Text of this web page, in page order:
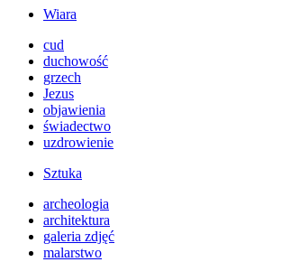
Wiara
cud
duchowość
grzech
Jezus
objawienia
świadectwo
uzdrowienie
Sztuka
archeologia
architektura
galeria zdjęć
malarstwo